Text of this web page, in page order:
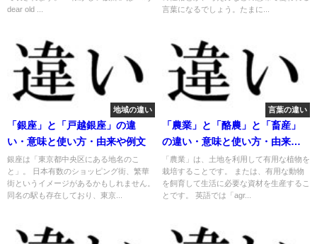
dear old ...
言葉になるでしょう。たまに...
地域の違い
「銀座」と「戸越銀座」の違
い・意味と使い方・由来や例文
銀座は「東京都中央区にある地名のこ
と」。 日本有数のショッピング街、繁華
街というイメージがあるかもしれません。
同名の駅も存在しており、東京...
言葉の違い
「農業」と「酪農」と「畜産」
の違い・意味と使い方・由来や
例文
「農業」は、土地を利用して有用な植物を
栽培することです。 または、有用な動物
を飼育して生活に必要な資材を生産するこ
とです。 英語では「agr...